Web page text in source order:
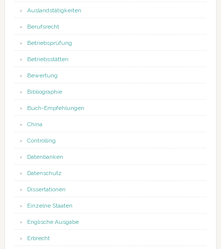
Auslandstätigkeiten
Berufsrecht
Betriebsprüfung
Betriebsstätten
Bewertung
Bibliographie
Buch-Empfehlungen
China
Controlling
Datenbanken
Datenschutz
Dissertationen
Einzelne Staaten
Englische Ausgabe
Erbrecht